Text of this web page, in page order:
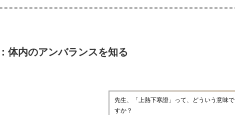
体内のアンバランスを知る
先生、「上熱下寒證」って、どういう意味で
すか？